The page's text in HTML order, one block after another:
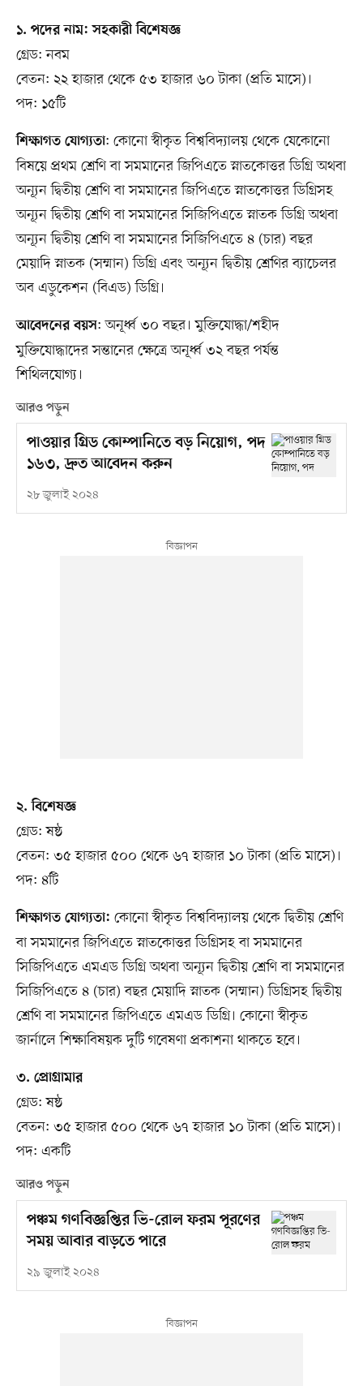
১. পদের নাম: সহকারী বিশেষজ্ঞ
গ্রেড: নবম
বেতন: ২২ হাজার থেকে ৫৩ হাজার ৬০ টাকা (প্রতি মাসে)।
পদ: ১৫টি
শিক্ষাগত যোগ্যতা: কোনো স্বীকৃত বিশ্ববিদ্যালয় থেকে যেকোনো
বিষয়ে প্রথম শ্রেণি বা সমমানের জিপিএতে স্নাতকোত্তর ডিগ্রি অথবা
অন্যূন দ্বিতীয় শ্রেণি বা সমমানের জিপিএতে স্নাতকোত্তর ডিগ্রিসহ
অন্যূন দ্বিতীয় শ্রেণি বা সমমানের সিজিপিএতে স্নাতক ডিগ্রি অথবা
অন্যূন দ্বিতীয় শ্রেণি বা সমমানের সিজিপিএতে ৪ (চার) বছর
মেয়াদি স্নাতক (সম্মান) ডিগ্রি এবং অন্যূন দ্বিতীয় শ্রেণির ব্যাচেলর
অব এডুকেশন (বিএড) ডিগ্রি।
আবেদনের বয়স: অনূর্ধ্ব ৩০ বছর। মুক্তিযোদ্ধা/শহীদ
মুক্তিযোদ্ধাদের সন্তানের ক্ষেত্রে অনূর্ধ্ব ৩২ বছর পর্যন্ত
শিথিলযোগ্য।
আরও পড়ুন
পাওয়ার গ্রিড কোম্পানিতে বড় নিয়োগ, পদ
১৬৩, দ্রুত আবেদন করুন
২৮ জুলাই ২০২৪
২. বিশেষজ্ঞ
গ্রেড: ষষ্ঠ
বেতন: ৩৫ হাজার ৫০০ থেকে ৬৭ হাজার ১০ টাকা (প্রতি মাসে)।
পদ: ৪টি
শিক্ষাগত যোগ্যতা: কোনো স্বীকৃত বিশ্ববিদ্যালয় থেকে দ্বিতীয় শ্রেণি
বা সমমানের জিপিএতে স্নাতকোত্তর ডিগ্রিসহ বা সমমানের
সিজিপিএতে এমএড ডিগ্রি অথবা অন্যূন দ্বিতীয় শ্রেণি বা সমমানের
সিজিপিএতে ৪ (চার) বছর মেয়াদি স্নাতক (সম্মান) ডিগ্রিসহ দ্বিতীয়
শ্রেণি বা সমমানের জিপিএতে এমএড ডিগ্রি। কোনো স্বীকৃত
জার্নালে শিক্ষাবিষয়ক দুটি গবেষণা প্রকাশনা থাকতে হবে।
৩. প্রোগ্রামার
গ্রেড: ষষ্ঠ
বেতন: ৩৫ হাজার ৫০০ থেকে ৬৭ হাজার ১০ টাকা (প্রতি মাসে)।
পদ: একটি
আরও পড়ুন
পঞ্চম গণবিজ্ঞপ্তির ভি-রোল ফরম পূরণের
সময় আবার বাড়তে পারে
২৯ জুলাই ২০২৪